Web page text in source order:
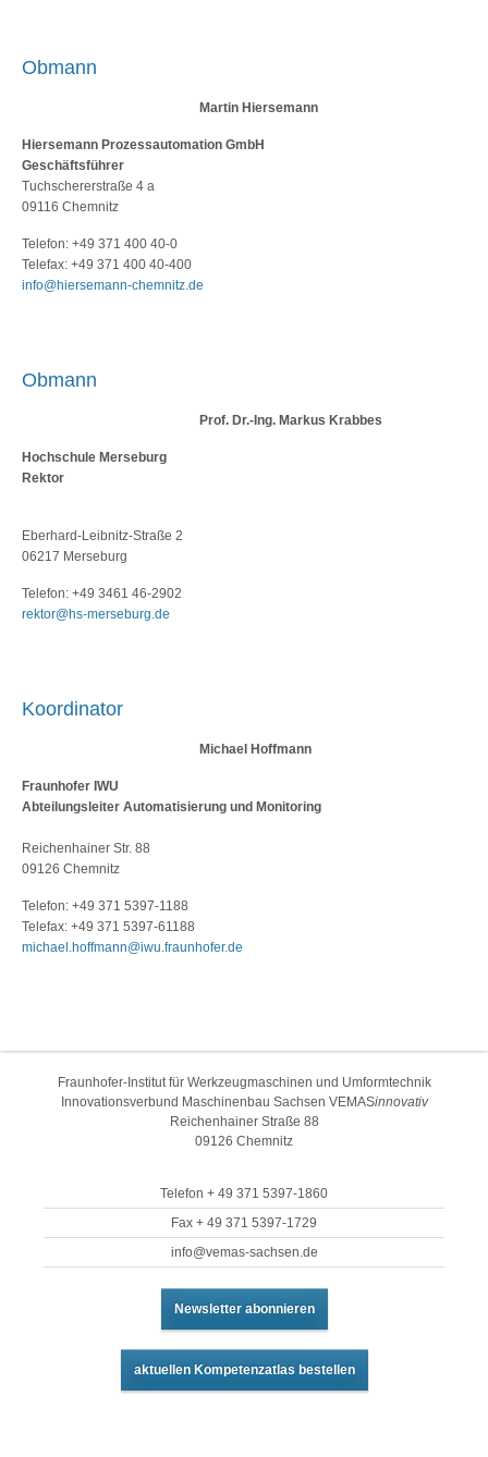
Obmann
Martin Hiersemann
Hiersemann Prozessautomation GmbH
Geschäftsführer
Tuchschererstraße 4 a
09116 Chemnitz
Telefon: +49 371 400 40-0
Telefax: +49 371 400 40-400
info@hiersemann-chemnitz.de
Obmann
Prof. Dr.-Ing. Markus Krabbes
Hochschule Merseburg
Rektor
Eberhard-Leibnitz-Straße 2
06217 Merseburg
Telefon: +49 3461 46-2902
rektor@hs-merseburg.de
Koordinator
Michael Hoffmann
Fraunhofer IWU
Abteilungsleiter Automatisierung und Monitoring
Reichenhainer Str. 88
09126 Chemnitz
Telefon: +49 371 5397-1188
Telefax: +49 371 5397-61188
michael.hoffmann@iwu.fraunhofer.de
Fraunhofer-Institut für Werkzeugmaschinen und Umformtechnik
Innovationsverbund Maschinenbau Sachsen VEMASinnovativ
Reichenhainer Straße 88
09126 Chemnitz
Telefon + 49 371 5397-1860
Fax + 49 371 5397-1729
info@vemas-sachsen.de
Newsletter abonnieren
aktuellen Kompetenzatlas bestellen